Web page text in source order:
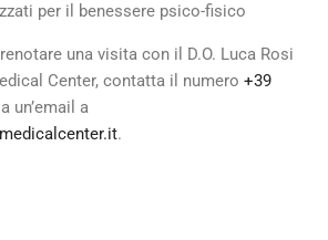
per il benessere psico-fisico
una visita con il D.O. Luca Rosi
Center, contatta il numero +39
un’email a
.